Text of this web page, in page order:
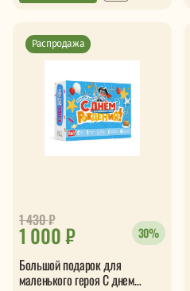
Распродажа
1 000 ₽
1 430₽
30%
Большой подарок для
маленького героя С днем